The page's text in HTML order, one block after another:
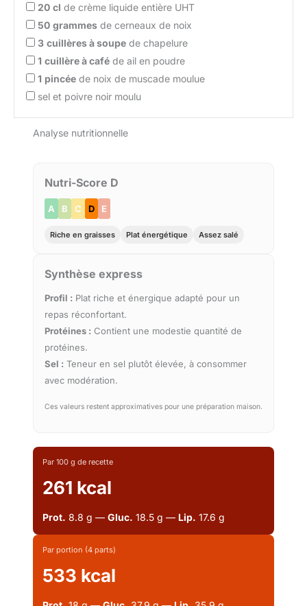
20 cl de crème liquide entière UHT
50 grammes de cerneaux de noix
3 cuillères à soupe de chapelure
1 cuillère à café de ail en poudre
1 pincée de noix de muscade moulue
sel et poivre noir moulu
Analyse nutritionnelle
Nutri-Score D
A B C D E
Riche en graisses Plat énergétique Assez salé
Synthèse express
Profil : Plat riche et énergique adapté pour un
repas réconfortant.
Protéines : Contient une modestie quantité de
protéines.
Sel : Teneur en sel plutôt élevée, à consommer
avec modération.
Ces valeurs restent approximatives pour une préparation maison.
Par 100 g de recette
261 kcal
Prot. 8.8 g — Gluc. 18.5 g — Lip. 17.6 g
Par portion (4 parts)
533 kcal